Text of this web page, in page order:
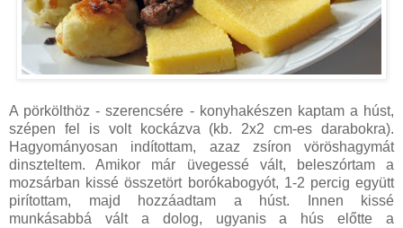
A pörkölthöz - szerencsére - konyhakészen kaptam a húst,
szépen fel is volt kockázva (kb. 2x2 cm-es darabokra).
Hagyományosan indítottam, azaz zsíron vöröshagymát
dinszteltem. Amikor már üvegessé vált, beleszórtam a
mozsárban kissé összetört borókabogyót, 1-2 percig együtt
pirítottam, majd hozzáadtam a húst. Innen kissé
munkásabbá vált a dolog, ugyanis a hús előtte a